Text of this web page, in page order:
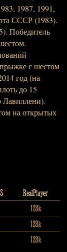
1987, 1991,
СССР (1983).
Победитель
с шестом
год (на
до 15
Лавиллени).
на открытых